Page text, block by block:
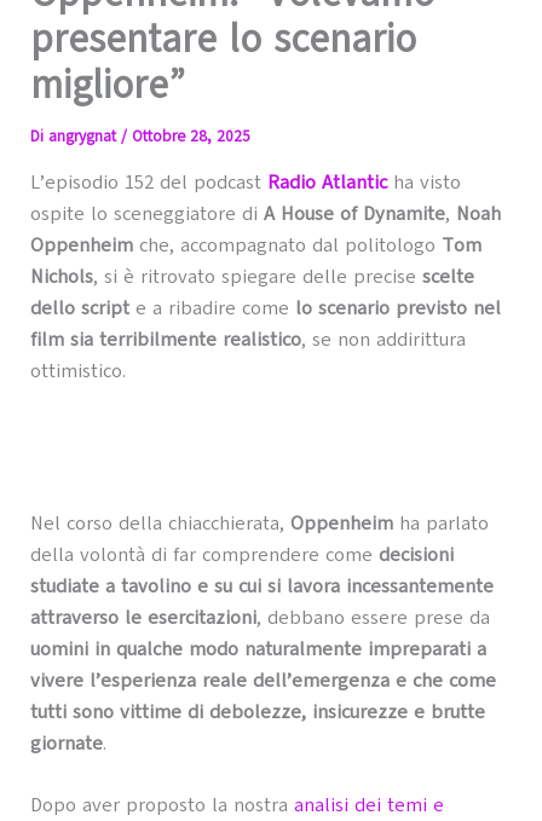
presentare lo scenario
migliore”
Di angrygnat/ Ottobre 28, 2025
L’episodio 152 del podcast Radio Atlanticha visto
ospite lo sceneggiatore di A House of Dynamite, Noah
Oppenheimche, accompagnato dal politologo Tom
Nichols, si è ritrovato spiegare delle precise scelte
dello scripte a ribadire come lo scenario previsto nel
film sia terribilmente realistico, se non addirittura
ottimistico.
Nel corso della chiacchierata, Oppenheimha parlato
della volontà di far comprendere come decisioni
studiate a tavolino e su cui si lavora incessantemente
attraverso le esercitazioni, debbano essere prese da
uomini in qualche modo naturalmente impreparati a
vivere l’esperienza reale dell’emergenza e che come
tutti sono vittime di debolezze, insicurezze e brutte
giornate.
Dopo aver proposto la nostra analisi dei temi e